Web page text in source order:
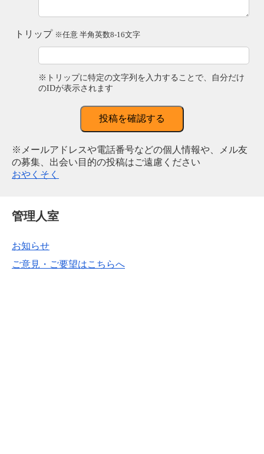
トリップ ※任意 半角英数8-16文字
※トリップに特定の文字列を入力することで、自分だけ
のIDが表示されます
投稿を確認する
※メールアドレスや電話番号などの個人情報や、メル友
の募集、出会い目的の投稿はご遠慮ください
おやくそく
管理人室
お知らせ
ご意見・ご要望はこちらへ